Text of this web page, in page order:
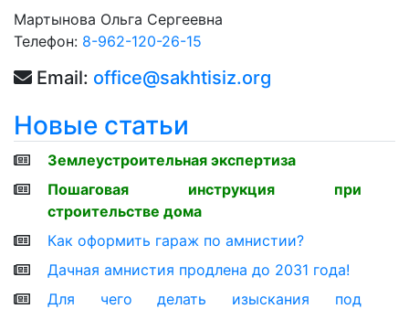
Мартынова Ольга Сергеевна
Телефон: 8-962-120-26-15
Email: office@sakhtisiz.org
Новые статьи
Землеустроительная экспертиза
Пошаговая инструкция при
строительстве дома
Как оформить гараж по амнистии?
Дачная амнистия продлена до 2031 года!
Для чего делать изыскания под